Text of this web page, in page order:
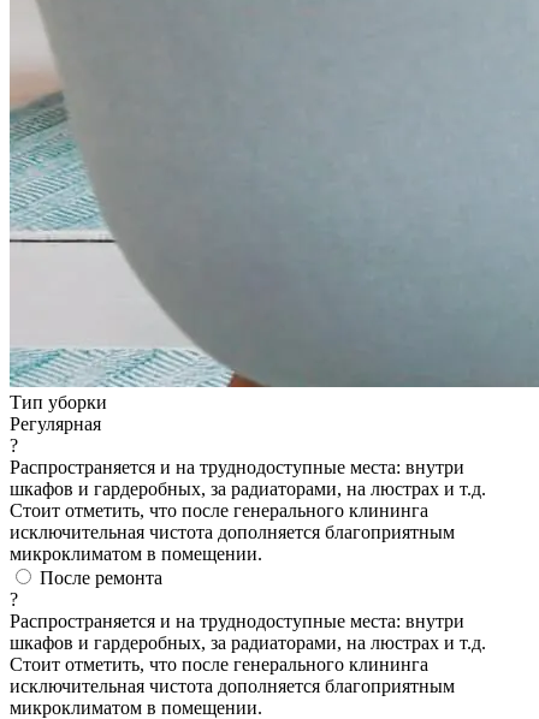
Тип уборки
Регулярная
?
Распространяется и на труднодоступные места: внутри
шкафов и гардеробных, за радиаторами, на люстрах и т.д.
Стоит отметить, что после генерального клининга
исключительная чистота дополняется благоприятным
микроклиматом в помещении.
После ремонта
?
Распространяется и на труднодоступные места: внутри
шкафов и гардеробных, за радиаторами, на люстрах и т.д.
Стоит отметить, что после генерального клининга
исключительная чистота дополняется благоприятным
микроклиматом в помещении.